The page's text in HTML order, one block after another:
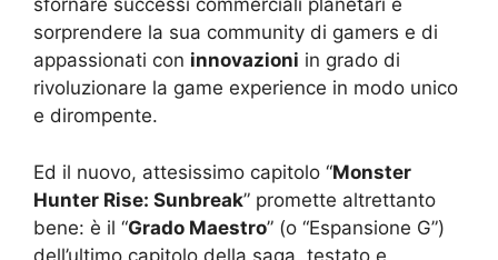
sfornare successi commerciali planetari e
sorprendere la sua community di gamers e di
appassionati con innovazioni in grado di
rivoluzionare la game experience in modo unico
e dirompente.
Ed il nuovo, attesissimo capitolo “Monster
Hunter Rise: Sunbreak” promette altrettanto
bene: è il “Grado Maestro” (o “Espansione G”)
dell’ultimo capitolo della saga, testato e